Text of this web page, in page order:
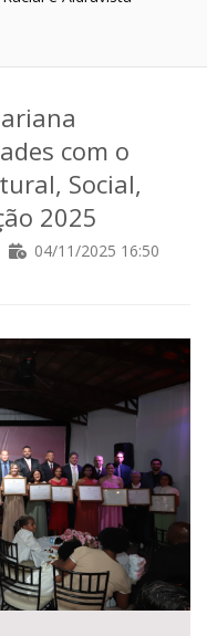
com o
Social,
2025
04/11/2025 16:50